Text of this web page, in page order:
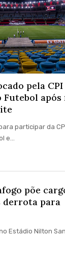
pela CPI
após
participar da
e…
põe
derrota para
Estádio Nilton